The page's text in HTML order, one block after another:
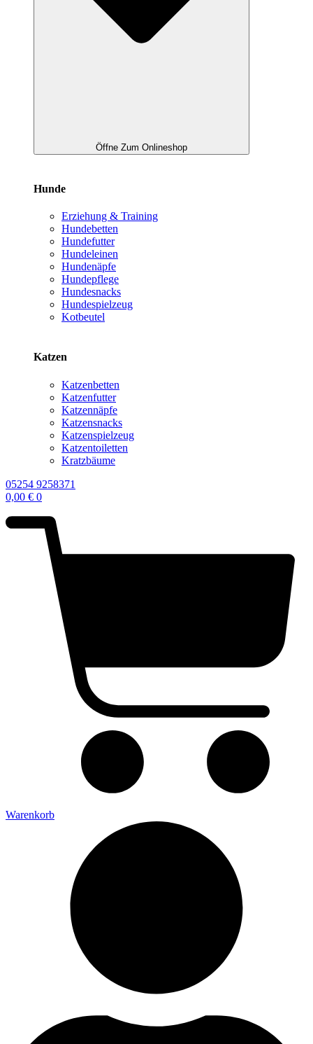
Öffne Zum Onlineshop
Hunde
Erziehung & Training
Hundebetten
Hundefutter
Hundeleinen
Hundenäpfe
Hundepflege
Hundesnacks
Hundespielzeug
Kotbeutel
Katzen
Katzenbetten
Katzenfutter
Katzennäpfe
Katzensnacks
Katzenspielzeug
Katzentoiletten
Kratzbäume
05254 9258371
0,00 € 0
Warenkorb